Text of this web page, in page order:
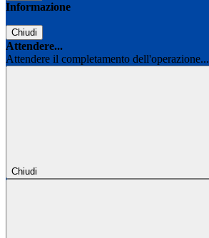
Informazione
Chiudi
Attendere...
Attendere il completamento dell'operazione...
Chiudi